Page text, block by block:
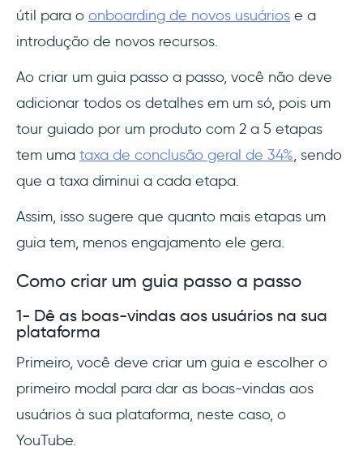
útil para o onboarding de novos usuários e a
introdução de novos recursos.
Ao criar um guia passo a passo, você não deve
adicionar todos os detalhes em um só, pois um
tour guiado por um produto com 2 a 5 etapas
tem uma taxa de conclusão geral de 34%, sendo
que a taxa diminui a cada etapa.
Assim, isso sugere que quanto mais etapas um
guia tem, menos engajamento ele gera.
Como criar um guia passo a passo
1- Dê as boas-vindas aos usuários na sua
plataforma
Primeiro, você deve criar um guia e escolher o
primeiro modal para dar as boas-vindas aos
usuários à sua plataforma, neste caso, o
YouTube.